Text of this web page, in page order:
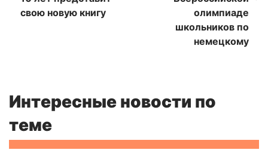
свою новую книгу
олимпиаде
школьников по
немецкому
Интересные новости по
теме